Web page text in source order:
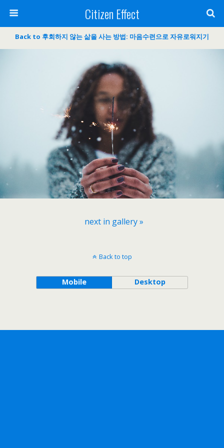
Citizen Effect
Back to 후회하지 않는 삶을 사는 방법: 마음수련으로 자유로워지기
next in gallery »
Back to top
Mobile Desktop